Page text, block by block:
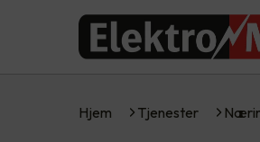
Hjem Tjenester